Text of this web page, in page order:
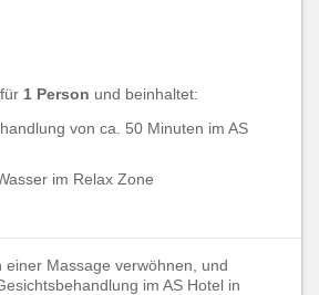
1 Person und beinhaltet:
von ca. 50 Minuten im AS
im Relax Zone
einer Massage verwöhnen, und
im AS Hotel in